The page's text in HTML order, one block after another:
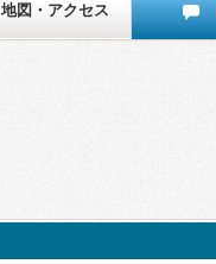
地図・アクセス